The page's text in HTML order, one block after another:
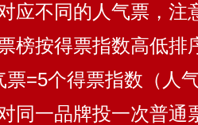
应不同的人气票，注
榜按得票指数高低排
票=5个得票指数（人
同一品牌投一次普通